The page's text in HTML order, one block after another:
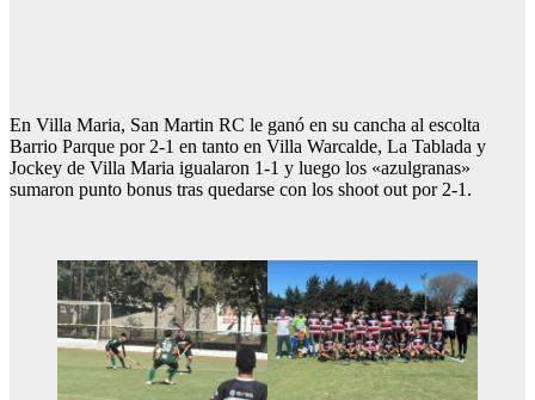
En Villa Maria, San Martin RC le ganó en su cancha al escolta
Barrio Parque por 2-1 en tanto en Villa Warcalde, La Tablada y
Jockey de Villa Maria igualaron 1-1 y luego los «azulgranas»
sumaron punto bonus tras quedarse con los shoot out por 2-1.